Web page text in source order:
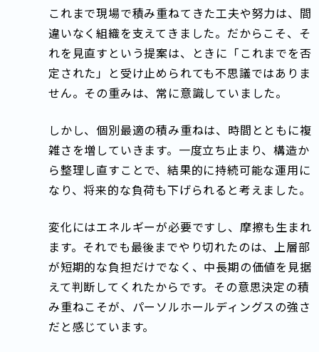
これまで現場で積み重ねてきた工夫や努力は、間
違いなく組織を支えてきました。だからこそ、そ
れを見直すという提案は、ときに「これまでを否
定された」と受け止められても不思議ではありま
せん。その重みは、常に意識していました。
しかし、個別最適の積み重ねは、時間とともに複
雑さを増していきます。一度立ち止まり、構造か
ら整理し直すことで、結果的に持続可能な運用に
なり、将来的な負荷も下げられると考えました。
変化にはエネルギーが必要ですし、摩擦も生まれ
ます。それでも最後までやり切れたのは、上層部
が短期的な負担だけでなく、中長期の価値を見据
えて判断してくれたからです。その意思決定の積
み重ねこそが、パーソルホールディングスの強さ
だと感じています。